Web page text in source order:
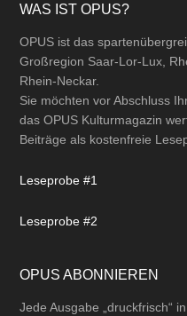
Footer
WAS IST OPUS?
OPUS ist das
Großregion Saar-Lor-Lux,
Rhein-Neckar.
Sie möchten vor Abschluss
das OPUS Kulturmagazin
Beiträge als kostenfreie
Leseprobe #1
Leseprobe #2
OPUS ABONNIEREN
Jede Ausgabe „druckfrisch“